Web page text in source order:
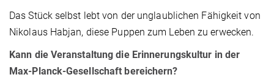
Das Stück selbst lebt von der unglaublichen Fähigkeit von
Nikolaus Habjan, diese Puppen zum Leben zu erwecken.
Kann die Veranstaltung die Erinnerungskultur in der
Max-Planck-Gesellschaft bereichern?